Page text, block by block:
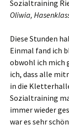
Sozialtraining
Oliwia,
Diese Stunden
Einmal fand ich
obwohl ich mich
ich, dass alle
in die
Sozialtraining
immer wieder
war es sehr